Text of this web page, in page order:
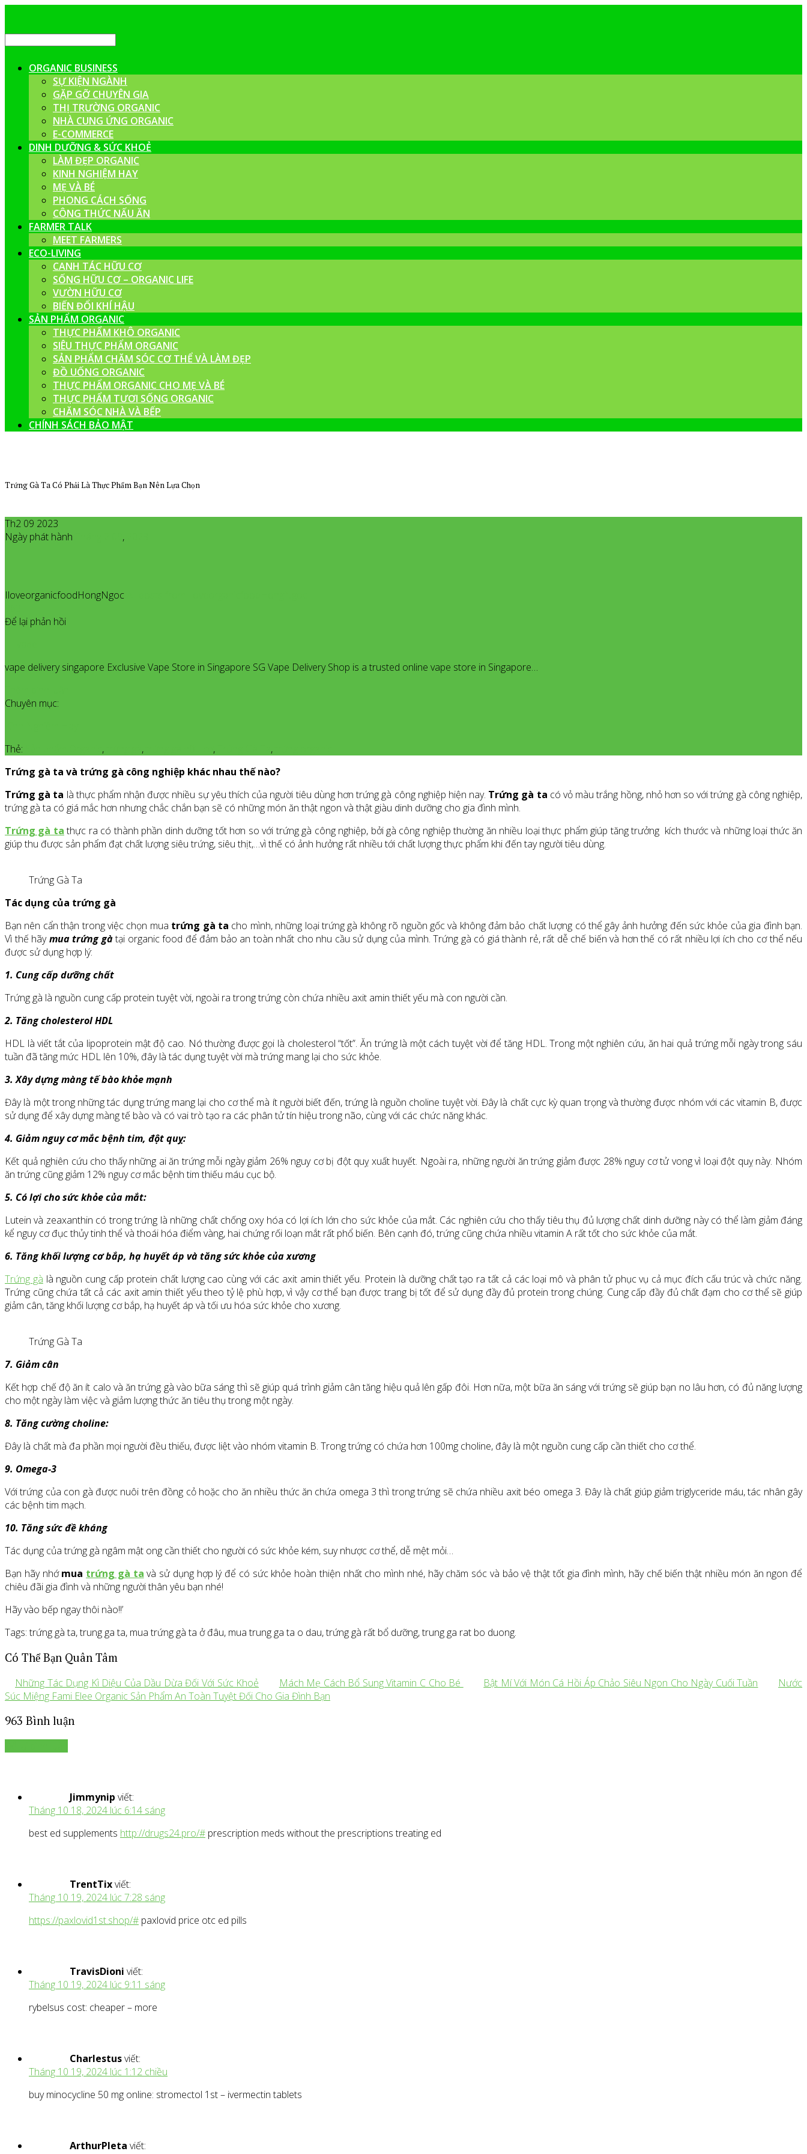
ORGANIC BUSINESS
SỰ KIỆN NGÀNH
GẶP GỠ CHUYÊN GIA
THỊ TRƯỜNG ORGANIC
NHÀ CUNG ỨNG ORGANIC
E-COMMERCE
DINH DƯỠNG & SỨC KHOẺ
LÀM ĐẸP ORGANIC
KINH NGHIỆM HAY
MẸ VÀ BÉ
PHONG CÁCH SỐNG
CÔNG THỨC NẤU ĂN
FARMER TALK
MEET FARMERS
ECO-LIVING
CANH TÁC HỮU CƠ
SỐNG HỮU CƠ – ORGANIC LIFE
VƯỜN HỮU CƠ
BIẾN ĐỔI KHÍ HẬU
SẢN PHẨM ORGANIC
THỰC PHẨM KHÔ ORGANIC
SIÊU THỰC PHẨM ORGANIC
SẢN PHẨM CHĂM SÓC CƠ THỂ VÀ LÀM ĐẸP
ĐỒ UỐNG ORGANIC
THỰC PHẨM ORGANIC CHO MẸ VÀ BÉ
THỰC PHẨM TƯƠI SỐNG ORGANIC
CHĂM SÓC NHÀ VÀ BẾP
CHÍNH SÁCH BẢO MẬT
Trứng Gà Ta Có Phải Là Thực Phẩm Bạn Nên Lựa Chọn
Th2 09 2023
Ngày phát hành
,
IloveorganicfoodHongNgoc
Để lại phản hồi
vape delivery singapore Exclusive Vape Store in Singapore SG Vape Delivery Shop is a trusted online vape store in Singapore…
Chuyên mục:
Thẻ:
, , , ,
Trứng gà ta và trứng gà công nghiệp khác nhau thế nào?
Trứng gà ta là thực phẩm nhận được nhiều sự yêu thích của người tiêu dùng hơn trứng gà công nghiệp hiện nay. Trứng gà ta có vỏ màu trắng hồng, nhỏ hơn so với trứng gà công nghiệp,
trứng gà ta có giá mắc hơn nhưng chắc chắn bạn sẽ có những món ăn thật ngon và thật giàu dinh dưỡng cho gia đình mình.
Trứng gà tathực ra có thành phần dinh dưỡng tốt hơn so với trứng gà công nghiệp, bởi gà công nghiệp thường ăn nhiều loại thực phẩm giúp tăng trưởng kích thước và những loại thức ăn
giúp thu được sản phẩm đạt chất lượng siêu trứng, siêu thịt,…vì thế có ảnh hưởng rất nhiều tới chất lượng thực phẩm khi đến tay người tiêu dùng.
Trứng Gà Ta
Tác dụng của trứng gà
Bạn nên cẩn thận trong việc chọn mua trứng gà ta cho mình, những loại trứng gà không rõ nguồn gốc và không đảm bảo chất lượng có thể gây ảnh hưởng đến sức khỏe của gia đình bạn.
Vì thế hãymua trứng gàtại organic food để đảm bảo an toàn nhất cho nhu cầu sử dụng của mình. Trứng gà có giá thành rẻ, rất dễ chế biến và hơn thế có rất nhiều lợi ích cho cơ thể nếu
được sử dụng hợp lý:
1. Cung cấp dưỡng chất
Trứng gà là nguồn cung cấp protein tuyệt vời, ngoài ra trong trứng còn chứa nhiều axit amin thiết yếu mà con người cần.
2. Tăng cholesterol HDL
HDL là viết tắt của lipoprotein mật độ cao. Nó thường được gọi là cholesterol “tốt”. Ăn trứng là một cách tuyệt vời để tăng HDL. Trong một nghiên cứu, ăn hai quả trứng mỗi ngày trong sáu
tuần đã tăng mức HDL lên 10%, đây là tác dụng tuyệt vời mà trứng mang lại cho sức khỏe.
3. Xây dựng màng tế bào khỏe mạnh
Đây là một trong những tác dụng trứng mang lại cho cơ thể mà ít người biết đến, trứng là nguồn choline tuyệt vời. Đây là chất cực kỳ quan trọng và thường được nhóm với các vitamin B, được
sử dụng để xây dựng màng tế bào và có vai trò tạo ra các phân tử tín hiệu trong não, cùng với các chức năng khác.
4. Giảm nguy cơ mắc bệnh tim, đột quỵ:
Kết quả nghiên cứu cho thấy những ai ăn trứng mỗi ngày giảm 26% nguy cơ bị đột quỵ xuất huyết. Ngoài ra, những người ăn trứng giảm được 28% nguy cơ tử vong vì loại đột quỵ này. Nhóm
ăn trứng cũng giảm 12% nguy cơ mắc bệnh tim thiếu máu cục bộ.
5. Có lợi cho sức khỏe của mắt:
Lutein và zeaxanthin có trong trứng là những chất chống oxy hóa có lợi ích lớn cho sức khỏe của mắt. Các nghiên cứu cho thấy tiêu thụ đủ lượng chất dinh dưỡng này có thể làm giảm đáng
kể nguy cơ đục thủy tinh thể và thoái hóa điểm vàng, hai chứng rối loạn mắt rất phổ biến. Bên cạnh đó, trứng cũng chứa nhiều vitamin A rất tốt cho sức khỏe của mắt.
6. Tăng khối lượng cơ bắp, hạ huyết áp và tăng sức khỏe của xương
Trứng gà là nguồn cung cấp protein chất lượng cao cùng với các axit amin thiết yếu. Protein là dưỡng chất tạo ra tất cả các loại mô và phân tử phục vụ cả mục đích cấu trúc và chức năng.
Trứng cũng chứa tất cả các axit amin thiết yếu theo tỷ lệ phù hợp, vì vậy cơ thể bạn được trang bị tốt để sử dụng đầy đủ protein trong chúng. Cung cấp đầy đủ chất đạm cho cơ thể sẽ giúp
giảm cân, tăng khối lượng cơ bắp, hạ huyết áp và tối ưu hóa sức khỏe cho xương.
Trứng Gà Ta
7. Giảm cân
Kết hợp chế độ ăn ít calo và ăn trứng gà vào bữa sáng thì sẽ giúp quá trình giảm cân tăng hiệu quả lên gấp đôi. Hơn nữa, một bữa ăn sáng với trứng sẽ giúp bạn no lâu hơn, có đủ năng lượng
cho một ngày làm việc và giảm lượng thức ăn tiêu thụ trong một ngày.
8. Tăng cường choline:
Đây là chất mà đa phần mọi người đều thiếu, được liệt vào nhóm vitamin B. Trong trứng có chứa hơn 100mg choline, đây là một nguồn cung cấp cần thiết cho cơ thể.
9. Omega-3
Với trứng của con gà được nuôi trên đồng cỏ hoặc cho ăn nhiều thức ăn chứa omega 3 thì trong trứng sẽ chứa nhiều axit béo omega 3. Đây là chất giúp giảm triglyceride máu, tác nhân gây
các bệnh tim mạch.
10. Tăng sức đề kháng
Tác dụng của trứng gà ngâm mật ong cần thiết cho người có sức khỏe kém, suy nhược cơ thể, dễ mệt mỏi…
Bạn hãy nhớmua trứng gà ta và sử dụng hợp lý để có sức khỏe hoàn thiện nhất cho mình nhé, hãy chăm sóc và bảo vệ thật tốt gia đình mình, hãy chế biến thật nhiều món ăn ngon để
chiêu đãi gia đình và những người thân yêu bạn nhé!
Hãy vào bếp ngay thôi nào!!’
Tags: trứng gà ta, trung ga ta, mua trứng gà ta ở đâu, mua trung ga ta o dau, trứng gà rất bổ dưỡng, trung ga rat bo duong.
Có Thể Bạn Quân Tâm
Những Tác Dụng Kì Diệu Của Dầu Dừa Đối Với Sức Khoẻ Mách Mẹ Cách Bổ Sung Vitamin C Cho Bé Bật Mí Với Món Cá Hồi Áp Chảo Siêu Ngon Cho Ngày Cuối Tuần
Nước
Súc Miệng Fami Elee Organic Sản Phẩm An Toàn Tuyệt Đối Cho Gia Đình Bạn
963 Bình luận
Jimmynip viết:
Tháng 10 18, 2024 lúc 6:14 sáng
best ed supplements http://drugs24.pro/# prescription meds without the prescriptions treating ed
TrentTixviết:
Tháng 10 19, 2024 lúc 7:28 sáng
https://paxlovid1st.shop/# paxlovid price otc ed pills
TravisDioni viết:
Tháng 10 19, 2024 lúc 9:11 sáng
rybelsus cost: cheaper – more
Charlestusviết:
Tháng 10 19, 2024 lúc 1:12 chiều
buy minocycline 50 mg online: stromectol 1st – ivermectin tablets
ArthurPleta viết: